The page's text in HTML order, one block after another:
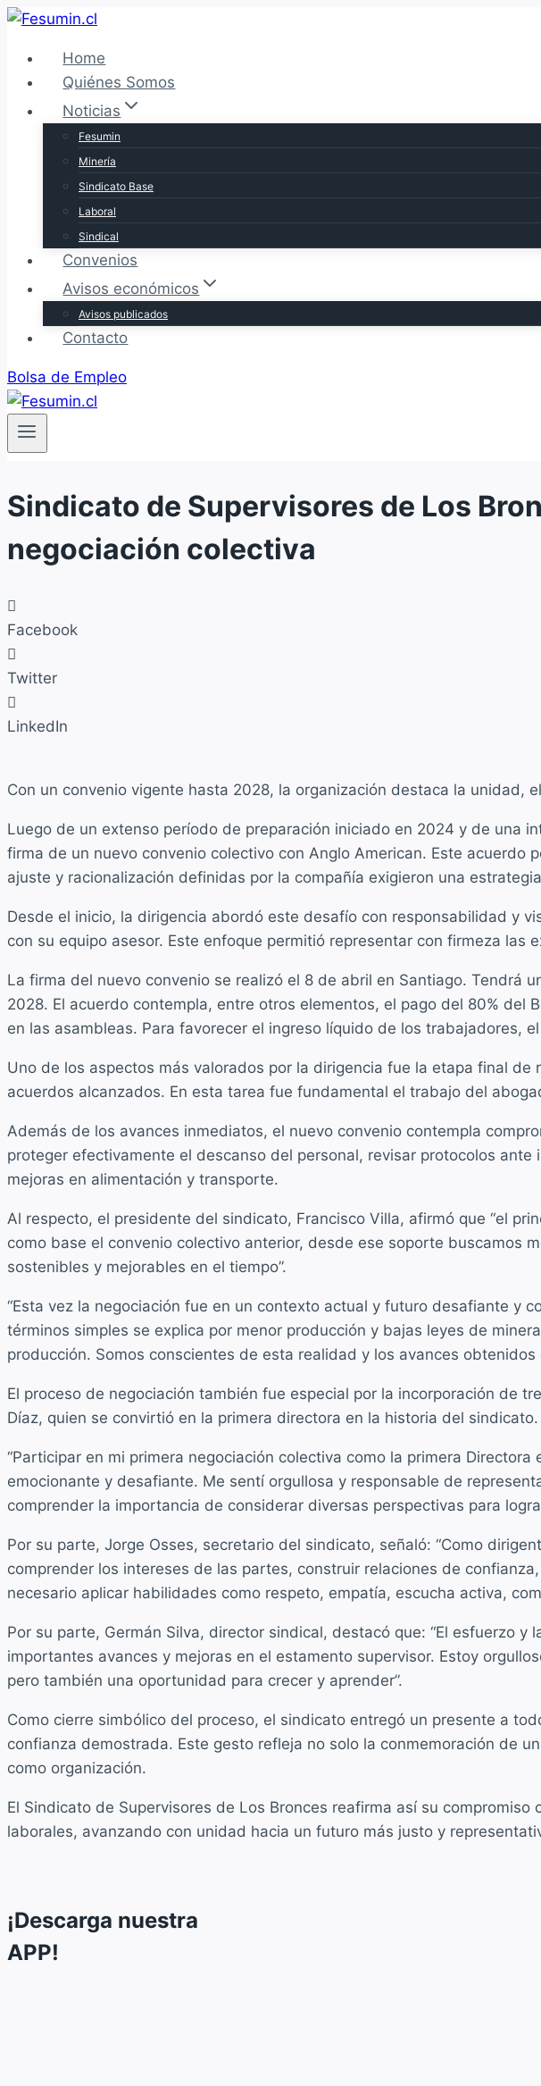
Saltar
contenidoHome
Quiénes Somos
Noticias
Fesumin
Minería
Sindicato Base
Laboral
Sindical
Convenios
Avisos económicos
Avisos publicados
Contacto
Bolsa de Empleo
Sindicato de Supervisores de Los
negociación colectiva
Facebook
Twitter
LinkedIn
Con un convenio vigente hasta 2028, la organización destaca la
Luego de un extenso período de preparación iniciado en 2024 y de una
firma de un nuevo convenio colectivo con Anglo American. Este
ajuste y racionalización definidas por la compañía exigieron una
Desde el inicio, la dirigencia abordó este desafío con responsabilidad y
con su equipo asesor. Este enfoque permitió representar con firmeza
La firma del nuevo convenio se realizó el 8 de abril en Santiago.
2028. El acuerdo contempla, entre otros elementos, el pago del 80%
en las asambleas. Para favorecer el ingreso líquido de los trabajadores,
Uno de los aspectos más valorados por la dirigencia fue la etapa final
acuerdos alcanzados. En esta tarea fue fundamental el trabajo del
Además de los avances inmediatos, el nuevo convenio contempla
proteger efectivamente el descanso del personal, revisar protocolos
mejoras en alimentación y transporte.
Al respecto, el presidente del sindicato, Francisco Villa, afirmó que “el
como base el convenio colectivo anterior, desde ese soporte buscamos
sostenibles y mejorables en el tiempo”.
“Esta vez la negociación fue en un contexto actual y futuro desafiante y
términos simples se explica por menor producción y bajas leyes de
producción. Somos conscientes de esta realidad y los avances
El proceso de negociación también fue especial por la incorporación de
Díaz, quien se convirtió en la primera directora en la historia del sindicato.
“Participar en mi primera negociación colectiva como la primera
emocionante y desafiante. Me sentí orgullosa y responsable de
comprender la importancia de considerar diversas perspectivas para
Por su parte, Jorge Osses, secretario del sindicato, señaló: “Como
comprender los intereses de las partes, construir relaciones de
necesario aplicar habilidades como respeto, empatía, escucha activa,
Por su parte, Germán Silva, director sindical, destacó que: “El esfuerzo
importantes avances y mejoras en el estamento supervisor. Estoy
pero también una oportunidad para crecer y aprender”.
Como cierre simbólico del proceso, el sindicato entregó un presente a
confianza demostrada. Este gesto refleja no solo la conmemoración de
como organización.
El Sindicato de Supervisores de Los Bronces reafirma así su
laborales, avanzando con unidad hacia un futuro más justo y
¡Descarga nuestra
APP!